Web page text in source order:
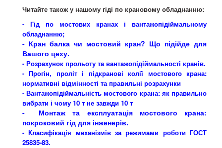
Читайте також у нашому гіді по крановому обладнанню:
- Гід по мостових кранах і вантажопідіймальному
обладнанню;
- Кран балка чи мостовий кран? Що підійде для
Вашого цеху.
- Розрахунок прольоту та вантажопідіймальності кранів.
- Прогін, проліт і підкранові колії мостового крана:
нормативні відмінності та правильні розрахунки
-Вантажопідіймальність мостового крана: як правильно
вибрати і чому 10 т не завжди 10 т
- Монтаж та експлуатація мостового крана:
покроковий гід для інженерів.
- Класифікація механізмів за режимами роботи ГОСТ
25835-83.